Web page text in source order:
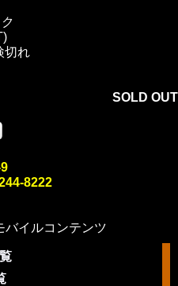
切れ
SOLD OUT
8222
バイルコンテンツ